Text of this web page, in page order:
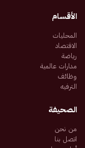
الأقسام
المحليات
الاقتصاد
رياضة
مدارات عالمية
وظائف
الترفيه
الصحيفة
من نحن
اتصل بنا